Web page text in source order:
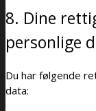
8. Dine
personlige
Du har følgende
data: